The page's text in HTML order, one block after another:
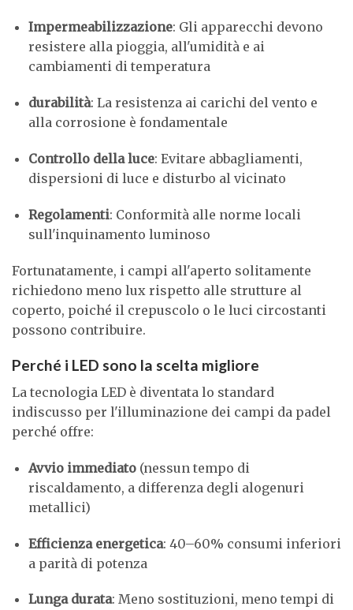
Impermeabilizzazione: Gli apparecchi devono
resistere alla pioggia, all'umidità e ai
cambiamenti di temperatura
durabilità: La resistenza ai carichi del vento e
alla corrosione è fondamentale
Controllo della luce: Evitare abbagliamenti,
dispersioni di luce e disturbo al vicinato
Regolamenti: Conformità alle norme locali
sull'inquinamento luminoso
Fortunatamente, i campi all'aperto solitamente
richiedono meno lux rispetto alle strutture al
coperto, poiché il crepuscolo o le luci circostanti
possono contribuire.
Perché i LED sono la scelta migliore
La tecnologia LED è diventata lo standard
indiscusso per l'illuminazione dei campi da padel
perché offre:
Avvio immediato(nessun tempo di
riscaldamento, a differenza degli alogenuri
metallici)
Efficienza energetica: 40–60% consumi inferiori
a parità di potenza
Lunga durata: Meno sostituzioni, meno tempi di